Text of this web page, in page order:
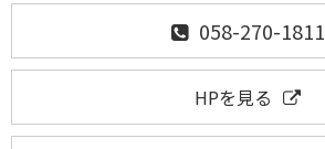
058-270-1811
HPを見る